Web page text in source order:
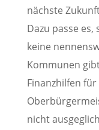
nächste
Dazu passe es,
keine
Kommunen
Finanzhilfen
nicht